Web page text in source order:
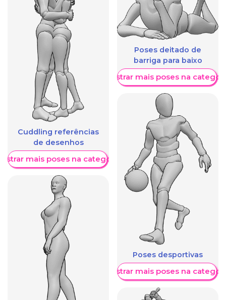
Cuddling referências
de desenhos
mais poses na categoria
Poses deitado de
barriga para baixo
Mostrar mais poses na
Poses desportivas
Mostrar mais poses na